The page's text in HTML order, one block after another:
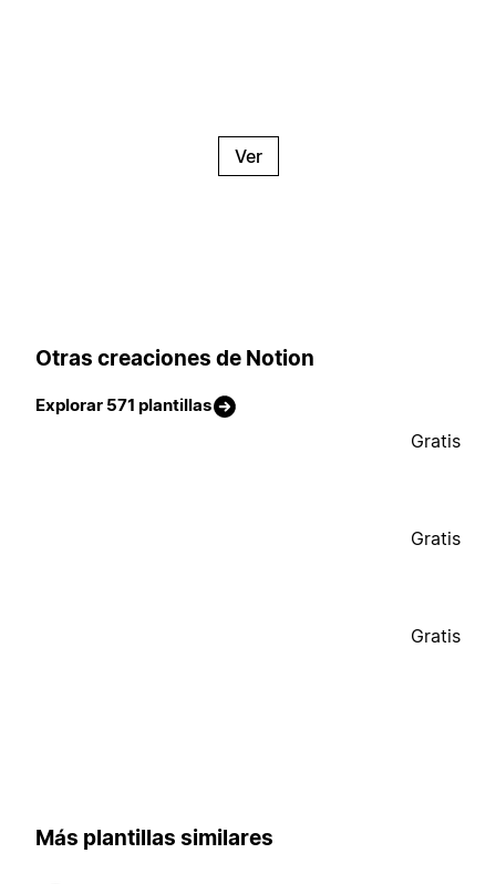
Ver
Otras creaciones de Notion
Explorar 571 plantillas
Gratis
Gratis
Gratis
Más plantillas similares